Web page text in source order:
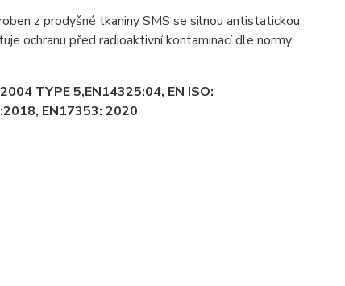
z prodyšné tkaniny SMS se silnou antistatickou
ochranu před radioaktivní kontaminací dle normy
TYPE 5,EN14325:04, EN ISO:
EN17353: 2020